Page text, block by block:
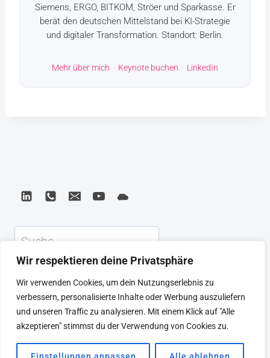
Wir respektieren deine Privatsphäre
Wir verwenden Cookies, um dein Nutzungserlebnis zu
verbessern, personalisierte Inhalte oder Werbung auszuliefern
und unseren Traffic zu analysieren. Mit einem Klick auf "Alle
akzeptieren" stimmst du der Verwendung von Cookies zu.
Siemens, ERGO, BITKOM, Ströer und Sparkasse. Er
berät den deutschen Mittelstand bei KI-Strategie
und digitaler Transformation. Standort: Berlin.
Mehr über mich · Keynote buchen · LinkedIn
Suchen
KEYNOTE BEIRAT
CTRL+ALT+LEAD
MEINE ARTIKEL
BUCHEMPFEHLUNGEN
PODCAST
KONTAKT
SEBASTIAN
IMPRESSUM
DATENSCHUTZERKLÄRUNG